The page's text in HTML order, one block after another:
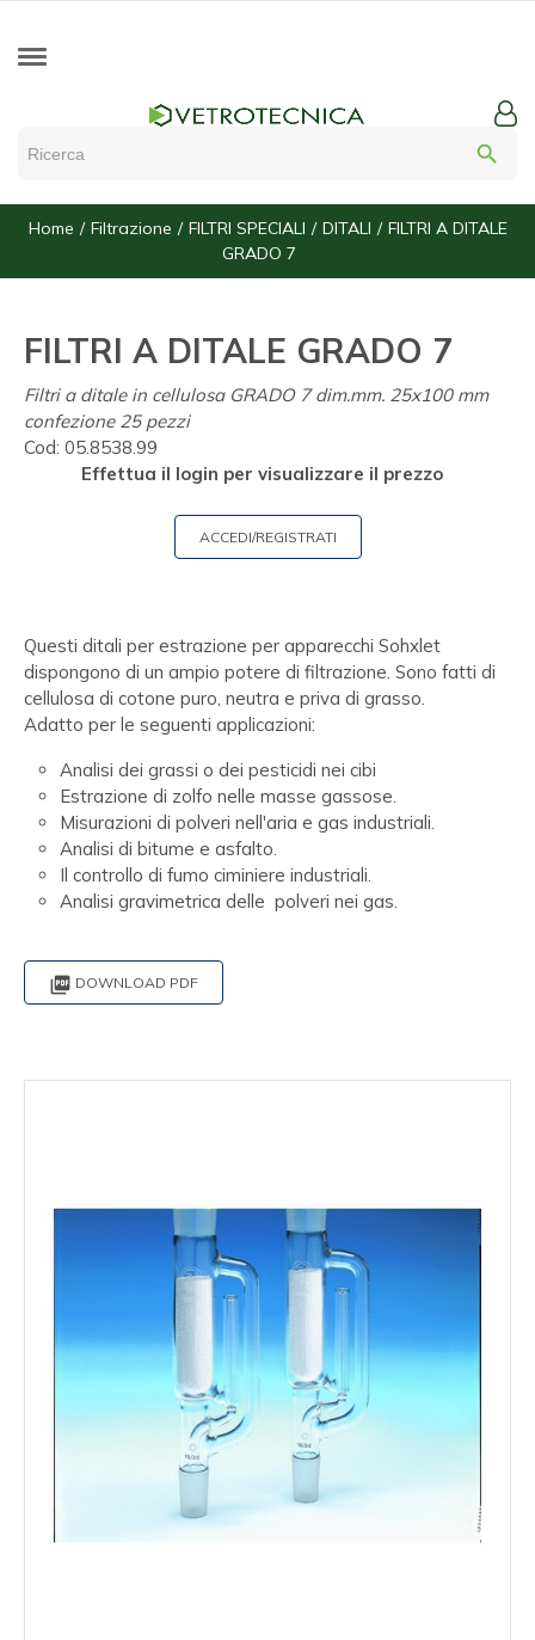
search
Home Filtrazione FILTRI SPECIALI DITALI
FILTRI A DITALE
GRADO 7
FILTRI A DITALE GRADO 7
Filtri a ditale in cellulosa GRADO 7 dim.mm. 25x100 mm
confezione 25 pezzi
Cod: 05.8538.99
Effettua il login per visualizzare il prezzo
ACCEDI/REGISTRATI
Questi ditali per estrazione per apparecchi Sohxlet
dispongono di un ampio potere di filtrazione. Sono fatti di
cellulosa di cotone puro, neutra e priva di grasso.
Adatto per le seguenti applicazioni:
Analisi dei grassi o dei pesticidi nei cibi
Estrazione di zolfo nelle masse gassose.
Misurazioni di polveri nell'aria e gas industriali.
Analisi di bitume e asfalto.
Il controllo di fumo ciminiere industriali.
Analisi gravimetrica delle polveri nei gas.
 DOWNLOAD PDF